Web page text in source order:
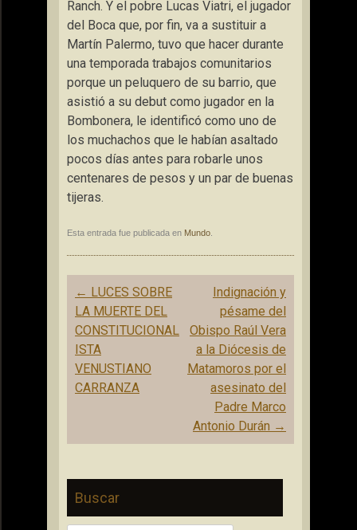
Ranch. Y el pobre Lucas Viatri, el jugador
del Boca que, por fin, va a sustituir a
Martín Palermo, tuvo que hacer durante
una temporada trabajos comunitarios
porque un peluquero de su barrio, que
asistió a su debut como jugador en la
Bombonera, le identificó como uno de
los muchachos que le habían asaltado
pocos días antes para robarle unos
centenares de pesos y un par de buenas
tijeras.
Esta entrada fue publicada en Mundo
Navegación
de
entradas
← LUCES SOBRE
LA MUERTE DEL
CONSTITUCIONAL
ISTA
VENUSTIANO
CARRANZA
Indignación y
pésame del
Obispo Raúl Vera
a la Diócesis de
Matamoros por el
asesinato del
Padre Marco
Antonio Durán →
Buscar